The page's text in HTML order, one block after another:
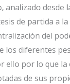
analizado
de partida a
del
los diferentes
ello por lo que
de sus